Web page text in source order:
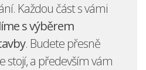
Každou část s vámi
s výběrem
. Budete přesně
stojí,a především vám